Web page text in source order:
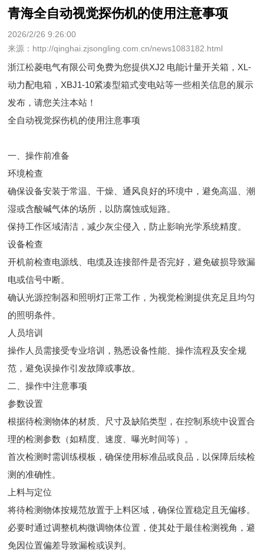
青海全自动视觉探伤机的使用注意事项
2026/2/26 9:26:00
来源：http://qinghai.zjsongling.com.cn/news1083182.html
浙江松菱电气有限公司免费为您提供XJ2 电能计量开关箱 ，XL-
动力配电箱，XBJ1-10紧凑型箱式变电站等一些相关信息的展示
发布，请您关注本站！
全自动视觉探伤机的使用注意事项
一、操作前准备
环境检查
确保设备安装于常温、干燥、通风良好的环境中，避免高温、潮
湿或含酸碱气体的场所，以防腐蚀或短路。
保持工作区域清洁，减少灰尘侵入，防止影响光学系统精度。
设备检查
开机前检查电源线、电缆及连接部件是否完好，避免破损导致漏
电或信号中断。
确认光源控制器和照明灯正常工作，为视觉检测提供充足且均匀
的照明条件。
人员培训
操作人员需接受专业培训，熟悉设备性能、操作流程及安全规
范，避免误操作引发故障或事故。
二、操作中注意事项
参数设置
根据待检测物体的材质、尺寸及缺陷类型，在控制系统中设置合
理的检测参数（如精度、速度、曝光时间等）。
首次检测时需训练模板，确保使用标准品或良品，以保障后续检
测的准确性。
上料与定位
将待检测物体按规范放置于上料区域，确保位置稳定且无偏移。
必要时通过调整机构微调物体位置，使其处于最佳检测视角，避
免因位置偏差导致漏检或误判。